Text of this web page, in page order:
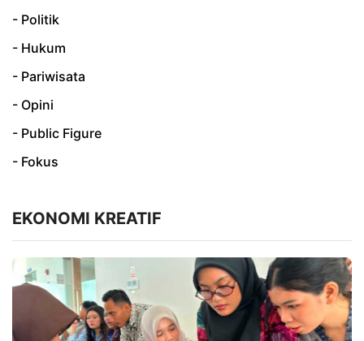
- Politik
- Hukum
- Pariwisata
- Opini
- Public Figure
- Fokus
EKONOMI KREATIF